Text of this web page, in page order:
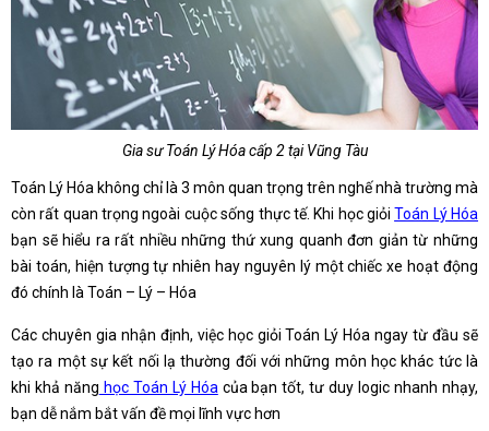
Gia sư Toán Lý Hóa cấp 2 tại Vũng Tàu
Toán Lý Hóa không chỉ là 3 môn quan trọng trên nghế nhà trường mà
còn rất quan trọng ngoài cuộc sống thực tế. Khi học giỏiToán Lý Hóa
bạn sẽ hiểu ra rất nhiều những thứ xung quanh đơn giản từ những
bài toán, hiện tượng tự nhiên hay nguyên lý một chiếc xe hoạt động
đó chính là Toán – Lý – Hóa
Các chuyên gia nhận định, việc học giỏi Toán Lý Hóa ngay từ đầu sẽ
tạo ra một sự kết nối lạ thường đối với những môn học khác tức là
khi khả năng học Toán Lý Hóa của bạn tốt, tư duy logic nhanh nhạy,
bạn dễ nắm bắt vấn đề mọi lĩnh vực hơn